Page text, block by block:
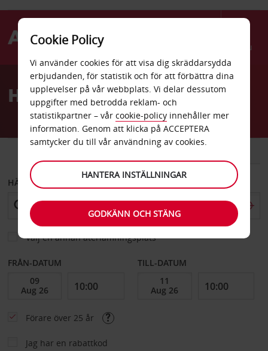
Menu
AvisHyrbil Ladysmith
BIL
HÄMTA FRÅN
Välj en annan återlämningsplats
FRÅN-DATUM TILL-DATUM
Förare över 25 år
Jag har en rabattkod
Cookie Policy
Vi använder cookies för att visa dig skräddarsydda
erbjudanden, för statistik och för att förbättra dina
upplevelser på vår webbplats. Vi delar dessutom
uppgifter med betrodda reklam- och
statistikpartner – vår cookie-policy innehåller mer
information. Genom att klicka på ACCEPTERA
samtycker du till vår användning av cookies.
HANTERA INSTÄLLNINGAR
GODKÄNN OCH STÄNG